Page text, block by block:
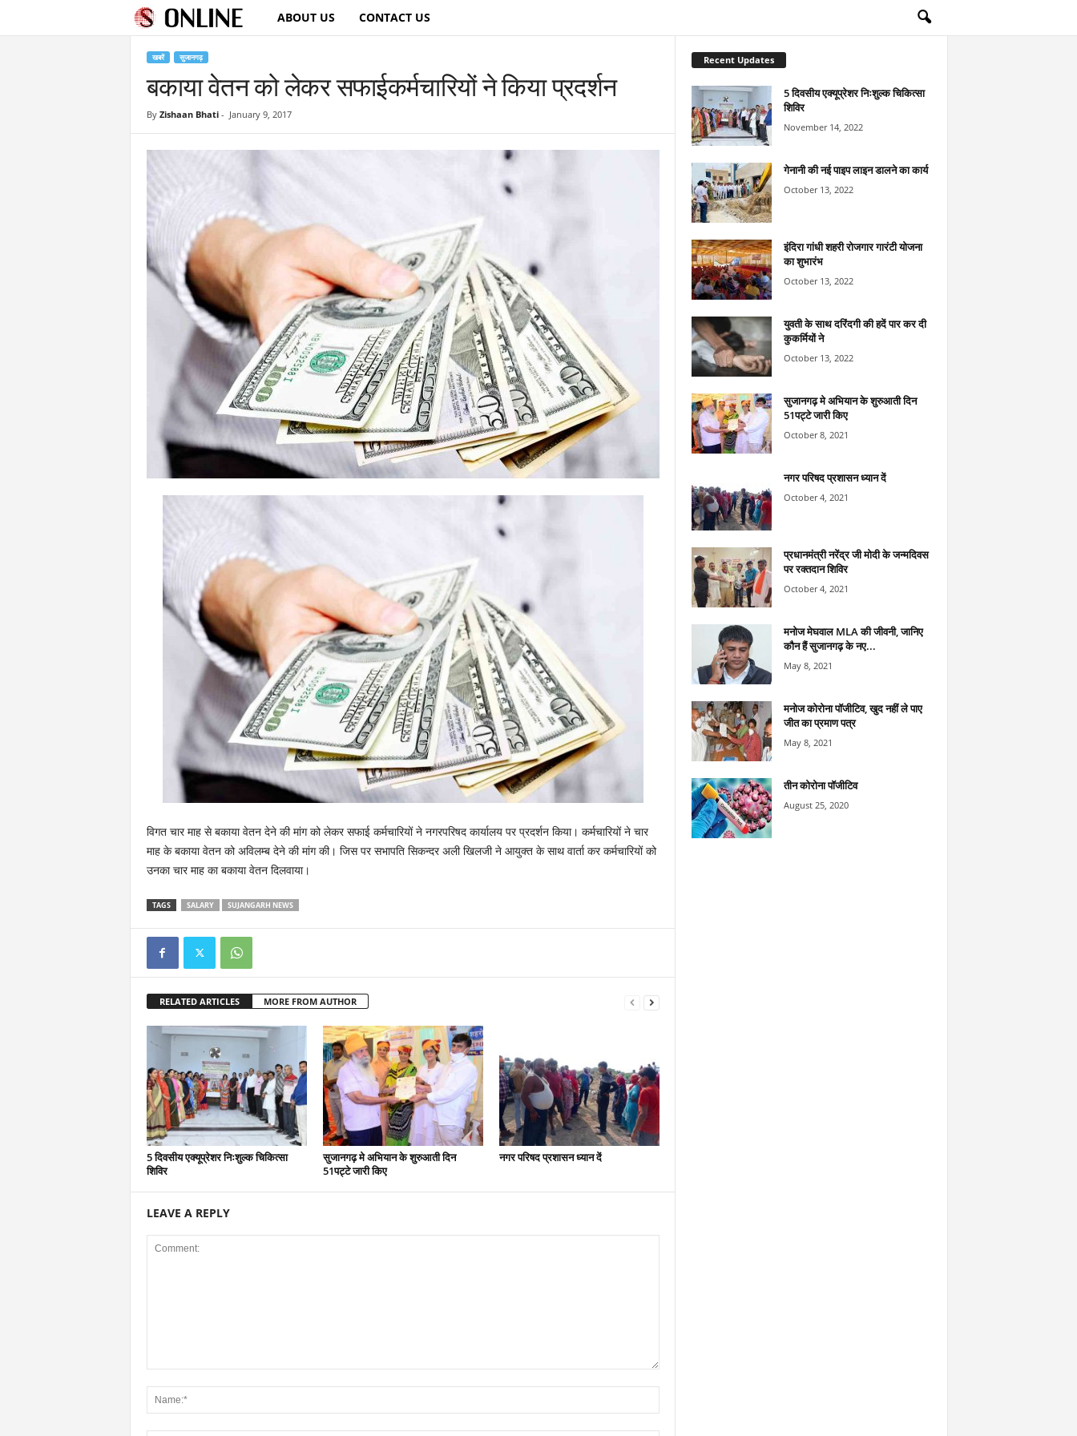
j
a
a
O
n
l
i
ABOUT US CONTACT US
खबरें सुजानगढ़
बकाया वेतन को लेकर सफाईकर्मचारियों ने किया प्रदर्शन
By Zishaan Bhati- January 9, 2017
विगत चार माह से बकाया वेतन देने की मांग को लेकर सफाई कर्मचारियों ने नगरपरिषद कार्यालय पर प्रदर्शन किया। कर्मचारियों ने चार
माह के बकाया वेतन को अविलम्ब देने की मांग की। जिस पर सभापति सिकन्दर अली खिलजी ने आयुक्त के साथ वार्ता कर कर्मचारियों को
उनका चार माह का बकाया वेतन दिलवाया।
TAGS SALARY SUJANGARH NEWS
RELATED ARTICLES MORE FROM AUTHOR
5 दिवसीय एक्यूप्रेशर निःशुल्क चिकित्सा
शिविर
सुजानगढ़ मे अभियान के शुरुआती दिन
51पट्टे जारी किए
नगर परिषद प्रशासन ध्यान दें
LEAVE A REPLY
Recent Updates
5 दिवसीय एक्यूप्रेशर निःशुल्क चिकित्सा
शिविर
November 14, 2022
गेनानी की नई पाइप लाइन डालने का कार्य
October 13, 2022
इंदिरा गांधी शहरी रोजगार गारंटी योजना
का शुभारंभ
October 13, 2022
युवती के साथ दरिंदगी की हदें पार कर दी
कुकर्मियों ने
October 13, 2022
सुजानगढ़ मे अभियान के शुरुआती दिन
51पट्टे जारी किए
October 8, 2021
नगर परिषद प्रशासन ध्यान दें
October 4, 2021
प्रधानमंत्री नरेंद्र जी मोदी के जन्मदिवस
पर रक्तदान शिविर
October 4, 2021
मनोज मेघवाल MLA की जीवनी, जानिए
कौन हैं सुजानगढ़ के नए...
May 8, 2021
मनोज कोरोना पॉजीटिव, खुद नहीं ले पाए
जीत का प्रमाण पत्र
May 8, 2021
तीन कोरोना पॉजीटिव
August 25, 2020